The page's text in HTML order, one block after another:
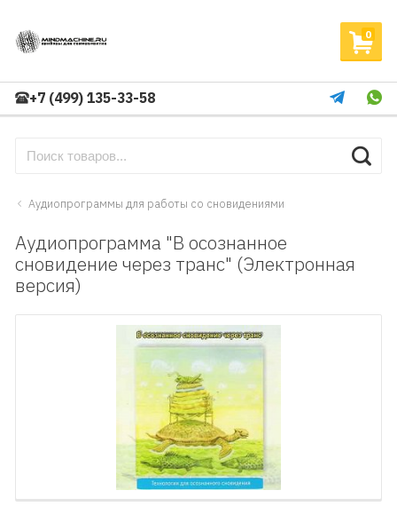
0
+7 (499) 135-33-58
Аудиопрограммы для работы со сновидениями
Аудиопрограмма "В осознанное
сновидение через транс" (Электронная
версия)